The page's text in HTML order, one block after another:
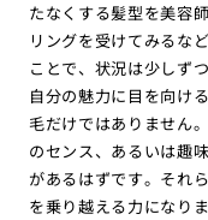
たなくする髪型を美容
リングを受けてみるな
ことで、状況は少しず
自分の魅力に目を向け
毛だけではありません
のセンス、あるいは趣
があるはずです。それ
を乗り越える力になり